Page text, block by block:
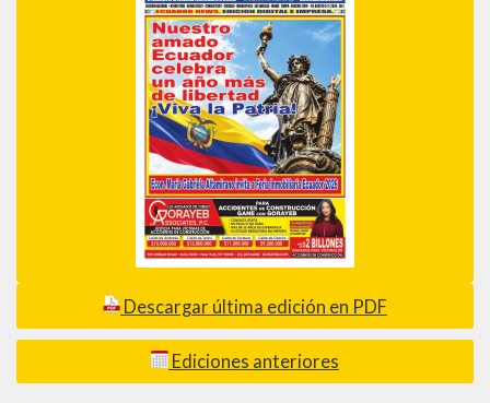
Descargar última edición en PDF
Ediciones anteriores